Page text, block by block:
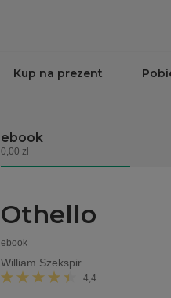
Kup na prezent
ebook
0,00 zł
Othello
ebook
William Szekspir
4,4